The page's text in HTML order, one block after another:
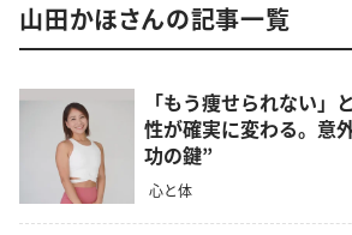
山田かほさんの記事一覧
「もう痩せられない」
性が確実に変わる。意
功の鍵”
心と体